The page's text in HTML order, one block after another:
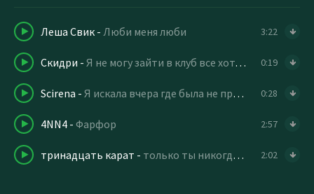
Леша Свик - Люби меня люби 3:22
Скидри - Я не могу зайти в клуб все хотят меня 0:19
Scirena - Я искала вчера где была не права 0:28
4NN4 - Фарфор 2:57
тринадцать карат - только ты никогда не узнаешь 2:02